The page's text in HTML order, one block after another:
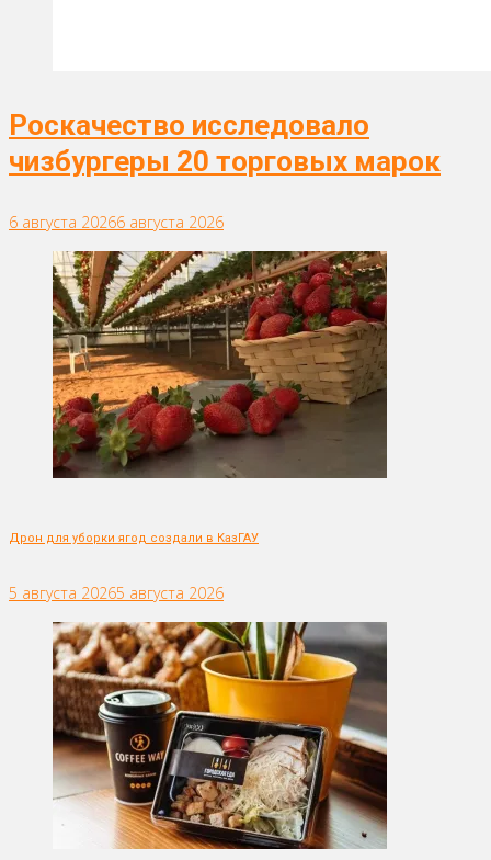
Роскачество исследовало
чизбургеры 20 торговых марок
6 августа 20266 августа 2026
Дрон для уборки ягод создали в КазГАУ
5 августа 20265 августа 2026